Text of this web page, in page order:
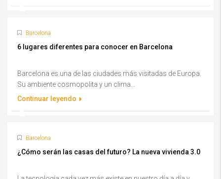
Barcelona
6 lugares diferentes para conocer en Barcelona
Barcelona es una de las ciudades más visitadas de Europa.
Su ambiente cosmopolita y un clima...
Continuar leyendo
Barcelona
¿Cómo serán las casas del futuro? La nueva vivienda 3.0